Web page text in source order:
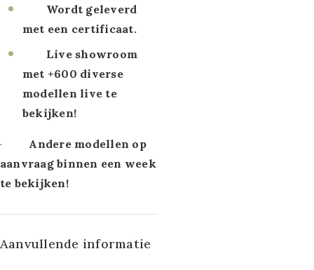
Wordt geleverd
met een certificaat.
Live showroom
met +600 diverse
modellen live te
bekijken!
·
Andere modellen op
aanvraag binnen een week
te bekijken!
Aanvullende informatie